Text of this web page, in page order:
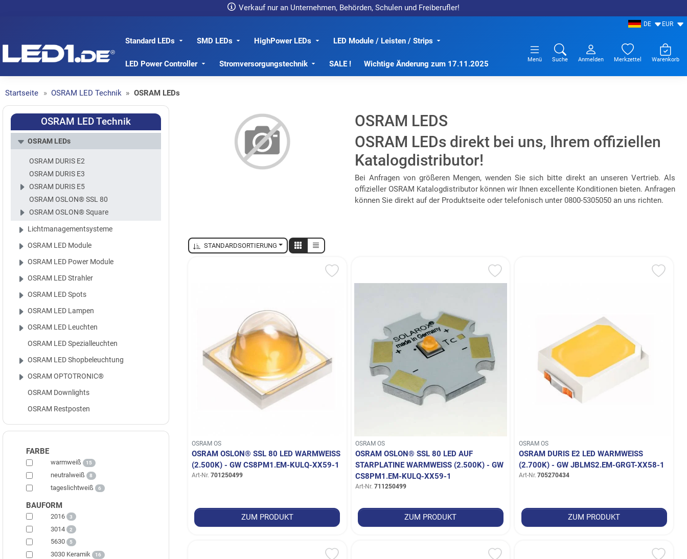
Verkauf nur an Unternehmen, Behörden, Schulen und Freiberufler!
DE EUR
LED1.de® - Fachhandel
Standard LEDs SMD LEDs HighPower LEDs LED Module / Leisten / Strips
LED Power Controller Stromversorgungstechnik SALE ! Wichtige Änderung zum 17.11.2025 Menü Suche Anmelden Merkzettel Warenkorb
Startseite OSRAM LED Technik OSRAM LEDs
OSRAM LEDS
OSRAM LEDs direkt bei uns, Ihrem offiziellen
Katalogdistributor!
Bei Anfragen von größeren Mengen, wenden Sie sich bitte direkt an unseren Vertrieb. Als
offizieller OSRAM Katalogdistributor können wir Ihnen excellente Konditionen bieten. Anfragen
können Sie direkt auf der Produktseite oder telefonisch unter 0800-5305050 an uns richten.
STANDARDSORTIERUNG
OSRAM OS
OSRAM OSLON® SSL 80 LED WARMWEISS (
2.500K) - GW CS8PM1.EM-KULQ-XX59-1
Art-Nr. 701250499
ZUM PRODUKT
OSRAM OS
OSRAM OSLON® SSL 80 LED AUF
STARPLATINE WARMWEISS (2.500K) - GW C
S8PM1.EM-KULQ-XX59-1
Art-Nr. 711250499
ZUM PRODUKT
OSRAM OS
OSRAM DURIS E2 LED WARMWEISS (
2.700K) - GW JBLMS2.EM-GRGT-XX58-1
Art-Nr. 705270434
ZUM PRODUKT
OSRAM LED Technik
OSRAM LEDs
OSRAM DURIS E2
OSRAM DURIS E3
OSRAM DURIS E5
OSRAM OSLON® SSL 80
OSRAM OSLON® Square
Lichtmanagementsysteme
OSRAM LED Module
OSRAM LED Power Module
OSRAM LED Strahler
OSRAM LED Spots
OSRAM LED Lampen
OSRAM LED Leuchten
OSRAM LED Spezialleuchten
OSRAM LED Shopbeleuchtung
OSRAM OPTOTRONIC®
OSRAM Downlights
OSRAM Restposten
FARBE
warmweiß 15
neutralweiß 8
tageslichtweiß 6
BAUFORM
2016 3
3014 2
5630 5
3030 Keramik 16